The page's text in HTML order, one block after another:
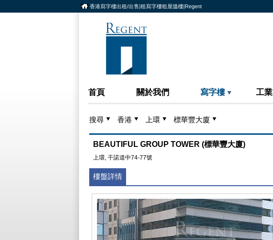
香港寫字樓出租/出售|租寫字樓租屋搵樓|Regent
首頁 關於我們 寫字樓 工業
搜尋 香港 上環 標華豐大廈
BEAUTIFUL GROUP TOWER (標華豐大廈)
上環, 干諾道中74-77號
樓盤詳情